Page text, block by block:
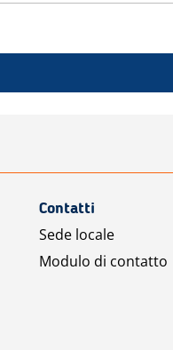
Contatti
Sede locale
Modulo di contatto